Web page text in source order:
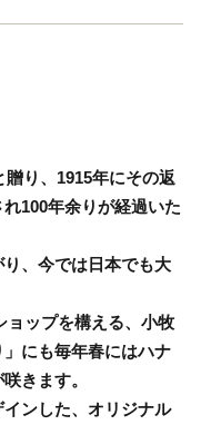
り、1915年にその返
100年余りが経過いた
、今では日本でも大
ップを構える、小牧
にも毎年春にはハナ
きます。
ンした、オリジナル